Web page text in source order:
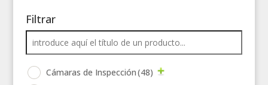
Filtrar
Cámaras de Inspección(48)